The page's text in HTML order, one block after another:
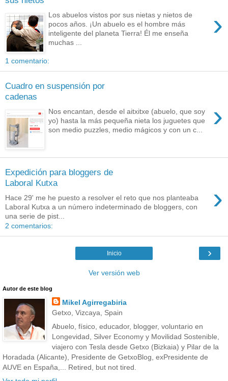
›
Los abuelos vistos por sus nietas y nietos de
pocos años. ¡Un abuelo es el hombre más
inteligente del planeta Tierra! Él me enseña
muchas ...
1 comentario:
Cuadro en suspensión por
cadenas
›
Nos encantan, desde el aitxitxe (abuelo, que soy
yo) hasta la más pequeña nieta los juguetes que
son medio puzzles, medio mágicos y con un c...
Expedición para bloggers de
Laboral Kutxa
›
Hace 29' me he puesto a resolver el reto que nos planteaba
Laboral Kutxa a un número indeterminado de bloggers, con
una serie de pist...
2 comentarios:
›
Inicio
Ver versión web
Autor de este blog
Mikel Agirregabiria
Getxo, Vizcaya, Spain
Abuelo, físico, educador, blogger, voluntario en
Longevidad, Silver Economy y Movilidad Sostenible,
viajero con Tesla desde Getxo (Bizkaia) y Pilar de la
Horadada (Alicante), Presidente de GetxoBlog, exPresidente de
AUVE en España,... Retired, but not tired.